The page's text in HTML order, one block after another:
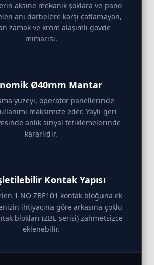
aksine mekanik şoklara ve pano
ani darbelere karşı çatlamayan,
zamak ve krom alaşımlı gövde
mimarisi.
Ø40mm Mantar
yüzeyi, operatör panellerinde
maksimize eder. Yaylı geri
anlık sinyal tetiklemelerinde
kararlıdır.
Kontak Yapısı
1 NO ZBE101 kontak bloğuna ek
ihtiyacına göre arkasına çoklu
blokları (ZBE serisi) zahmetsizce
eklenebilir.